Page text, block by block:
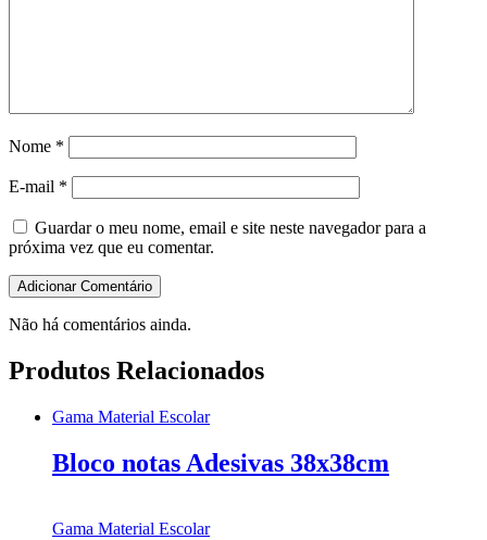
Nome *
E-mail *
Guardar o meu nome, email e site neste navegador para a
próxima vez que eu comentar.
Não há comentários ainda.
Produtos Relacionados
Gama Material Escolar
Bloco notas Adesivas 38x38cm
Gama Material Escolar